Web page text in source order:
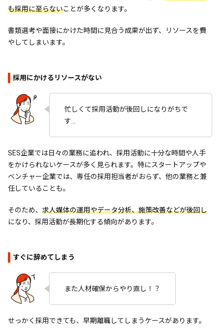
も採用に至らないことが多くなります。
書類選考や面接にかけた時間に見合う成果が出ず、リソースを費
やしてしまいます。
採用にかけるリソースがない
忙しくて採用活動が後回しになりがちで
す…
SES企業では日々の業務に追われ、採用活動に十分な時間や人手
をかけられないケースが多く見られます。特にスタートアップや
ベンチャー企業では、専任の採用担当者がおらず、他の業務と兼
任していることも。
そのため、 求人媒体の運用やデータ分析、施策改善などが後回し
になり、採用活動が長期化する傾向があります。
すぐに辞めてしまう
また人材確保からやり直し！？
せっかく採用できても、早期離職してしまうケースがあります。